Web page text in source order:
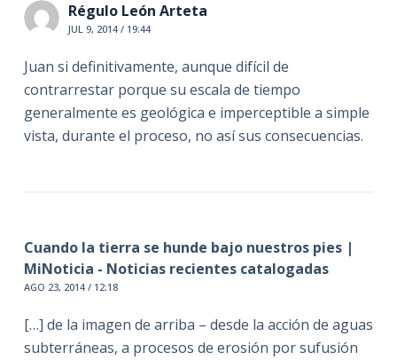
Régulo León Arteta
JUL 9, 2014 / 19:44
Juan si definitivamente, aunque difícil de
contrarrestar porque su escala de tiempo
generalmente es geológica e imperceptible a simple
vista, durante el proceso, no así sus consecuencias.
Cuando la tierra se hunde bajo nuestros pies |
MiNoticia - Noticias recientes catalogadas
AGO 23, 2014 / 12:18
[…] de la imagen de arriba – desde la acción de aguas
subterráneas, a procesos de erosión por sufusión